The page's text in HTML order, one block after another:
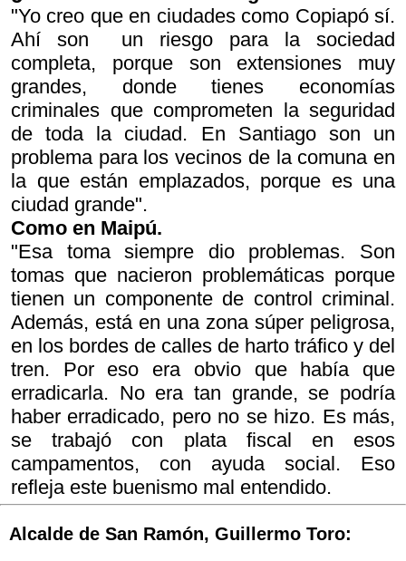
"Yo creo que en ciudades como Copiapó sí.
Ahí son un riesgo para la sociedad
completa, porque son extensiones muy
grandes, donde tienes economías
criminales que comprometen la seguridad
de toda la ciudad. En Santiago son un
problema para los vecinos de la comuna en
la que están emplazados, porque es una
ciudad grande".
Como en Maipú.
"Esa toma siempre dio problemas. Son
tomas que nacieron problemáticas porque
tienen un componente de control criminal.
Además, está en una zona súper peligrosa,
en los bordes de calles de harto tráfico y del
tren. Por eso era obvio que había que
erradicarla. No era tan grande, se podría
haber erradicado, pero no se hizo. Es más,
se trabajó con plata fiscal en esos
campamentos, con ayuda social. Eso
refleja este buenismo mal entendido.
Alcalde de San Ramón, Guillermo Toro: